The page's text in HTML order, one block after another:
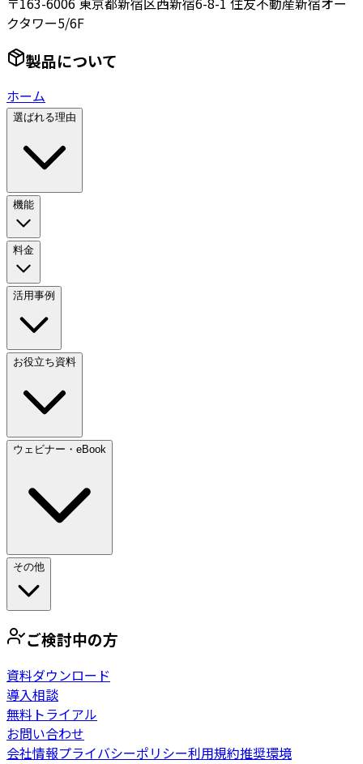
クタワー5/6F
製品について
ホーム
選ばれる理由
機能
料金
活用事例
お役立ち資料
ウェビナー・eBook
その他
ご検討中の方
資料ダウンロード
導入相談
無料トライアル
お問い合わせ
会社情報プライバシーポリシー利用規約推奨環境